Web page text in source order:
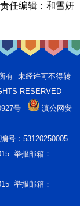
责任编辑： 和雪妍
有 未经许可不得转
RESERVED
号
滇公网安
号：53120250005
举报邮箱：
举报邮箱：